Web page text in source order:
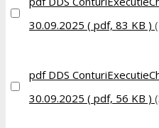
30.09.2025 ( pdf, 83 KB )
pdf DDS
30.09.2025 ( pdf, 56 KB )